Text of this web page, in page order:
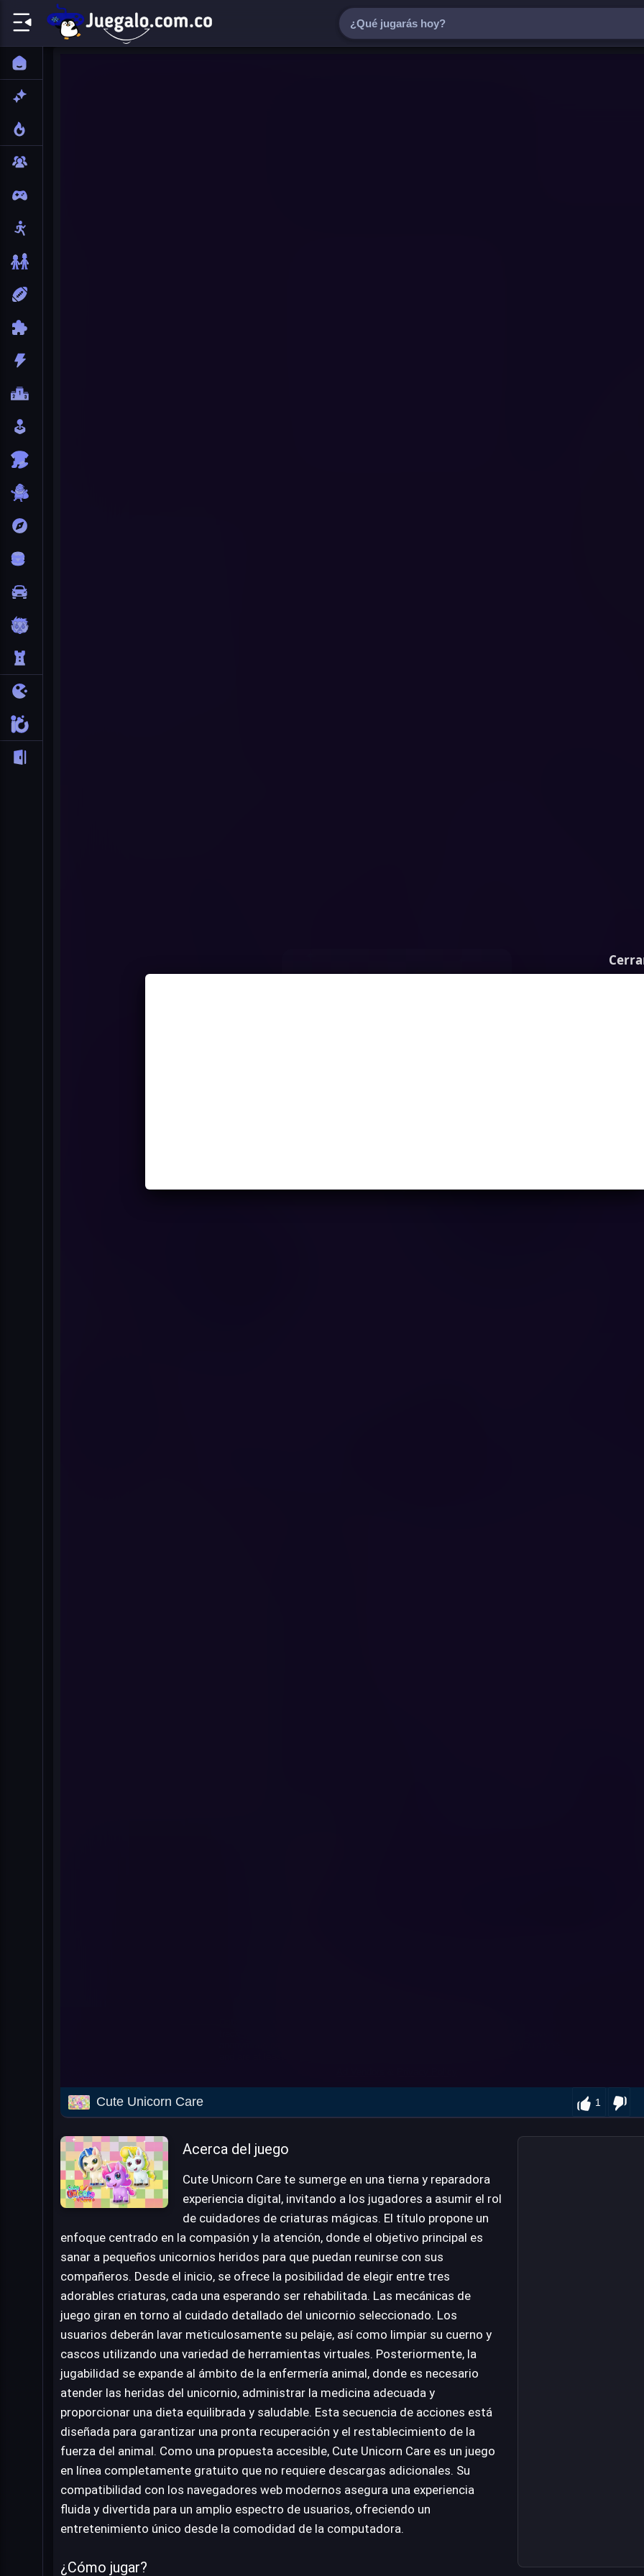
Cute Unicorn Care 1
Acerca del juego
Cute Unicorn Care te sumerge en una tierna y reparadora
experiencia digital, invitando a los jugadores a asumir el rol
de cuidadores de criaturas mágicas. El título propone un
enfoque centrado en la compasión y la atención, donde el objetivo principal es
sanar a pequeños unicornios heridos para que puedan reunirse con sus
compañeros. Desde el inicio, se ofrece la posibilidad de elegir entre tres
adorables criaturas, cada una esperando ser rehabilitada. Las mecánicas de
juego giran en torno al cuidado detallado del unicornio seleccionado. Los
usuarios deberán lavar meticulosamente su pelaje, así como limpiar su cuerno y
cascos utilizando una variedad de herramientas virtuales. Posteriormente, la
jugabilidad se expande al ámbito de la enfermería animal, donde es necesario
atender las heridas del unicornio, administrar la medicina adecuada y
proporcionar una dieta equilibrada y saludable. Esta secuencia de acciones está
diseñada para garantizar una pronta recuperación y el restablecimiento de la
fuerza del animal. Como una propuesta accesible, Cute Unicorn Care es un juego
en línea completamente gratuito que no requiere descargas adicionales. Su
compatibilidad con los navegadores web modernos asegura una experiencia
fluida y divertida para un amplio espectro de usuarios, ofreciendo un
entretenimiento único desde la comodidad de la computadora.
¿Cómo jugar?